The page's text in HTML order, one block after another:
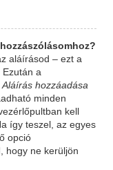
aláírásod – ezt a
a
Aláírás hozzáadása
minden
kell
így teszel, az egyes
opció
hogy ne kerüljön